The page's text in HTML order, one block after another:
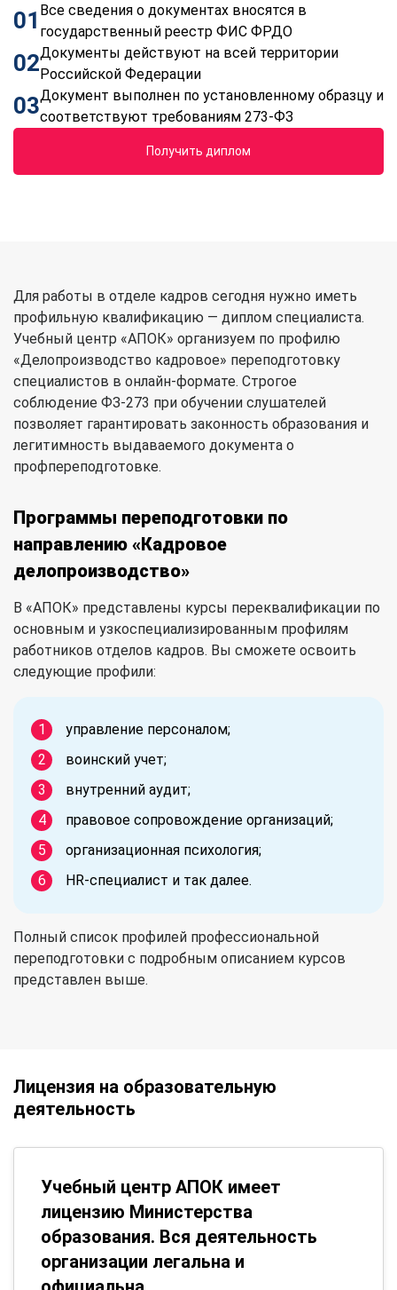
01 Все сведения о документах вносятся в
государственный реестр ФИС ФРДО
02Документы действуют на всей территории
Российской Федерации
03Документ выполнен по установленному образцу и
соответствуют требованиям 273-ФЗ
Получить диплом
Для работы в отделе кадров сегодня нужно иметь
профильную квалификацию — диплом специалиста.
Учебный центр «АПОК» организуем по профилю
«Делопроизводство кадровое» переподготовку
специалистов в онлайн-формате. Строгое
соблюдение ФЗ-273 при обучении слушателей
позволяет гарантировать законность образования и
легитимность выдаваемого документа о
профпереподготовке.
Программы переподготовки по
направлению «Кадровое
делопроизводство»
В «АПОК» представлены курсы переквалификации по
основным и узкоспециализированным профилям
работников отделов кадров. Вы сможете освоить
следующие профили:
управление персоналом;
воинский учет;
внутренний аудит;
правовое сопровождение организаций;
организационная психология;
HR-специалист и так далее.
Полный список профилей профессиональной
переподготовки с подробным описанием курсов
представлен выше.
Лицензия на образовательную
деятельность
Учебный центр АПОК имеет
лицензию Министерства
образования. Вся деятельность
организации легальна и